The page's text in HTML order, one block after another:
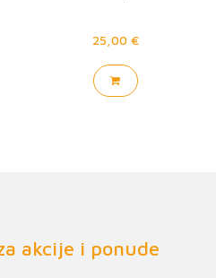
25,00 €
akcije i ponude